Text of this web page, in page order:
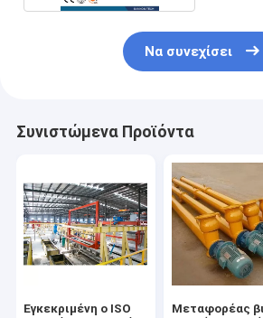
Να συνεχίσει
Συνιστώμενα Προϊόντα
Εγκεκριμένη ο ISO
Μεταφορέας